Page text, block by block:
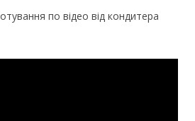
по відео від кондитера